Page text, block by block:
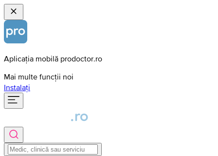
Aplicația mobilă prodoctor.ro
Mai multe funcții noi
Instalați